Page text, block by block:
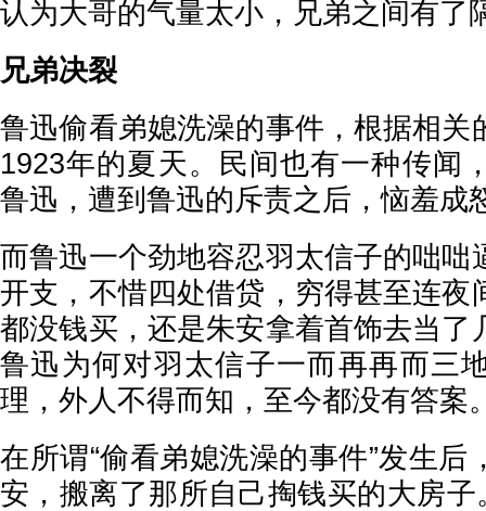
认为大哥的气量太小，兄弟之间有了
兄弟决裂
鲁迅偷看弟媳洗澡的事件，根据相关
1923年的夏天。民间也有一种传闻
鲁迅，遭到鲁迅的斥责之后，恼羞成
而鲁迅一个劲地容忍羽太信子的咄咄
开支，不惜四处借贷，穷得甚至连夜
都没钱买，还是朱安拿着首饰去当了
鲁迅为何对羽太信子一而再再而三
理，外人不得而知，至今都没有答案
在所谓“偷看弟媳洗澡的事件”发生后
安，搬离了那所自己掏钱买的大房